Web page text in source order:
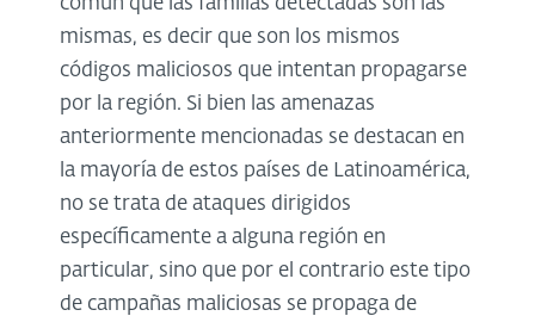
mismas, es decir que son los mismos
códigos maliciosos que intentan propagarse
por la región. Si bien las amenazas
anteriormente mencionadas se destacan en
la mayoría de estos países de Latinoamérica,
no se trata de ataques dirigidos
específicamente a alguna región en
particular, sino que por el contrario este tipo
de campañas maliciosas se propaga de